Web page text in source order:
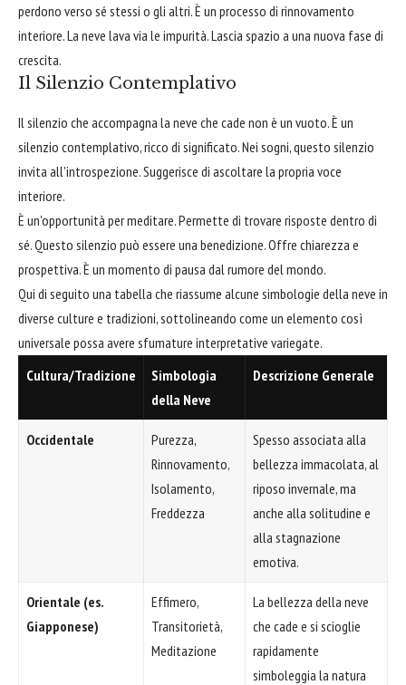
perdono verso sé stessi o gli altri. È un processo di rinnovamento
interiore. La neve lava via le impurità. Lascia spazio a una nuova fase di
crescita.
Il Silenzio Contemplativo
Il silenzio che accompagna la neve che cade non è un vuoto. È un
silenzio contemplativo, ricco di significato. Nei sogni, questo silenzio
invita all'introspezione. Suggerisce di ascoltare la propria voce
interiore.
È un'opportunità per meditare. Permette di trovare risposte dentro di
sé. Questo silenzio può essere una benedizione. Offre chiarezza e
prospettiva. È un momento di pausa dal rumore del mondo.
Qui di seguito una tabella che riassume alcune simbologie della neve in
diverse culture e tradizioni, sottolineando come un elemento così
universale possa avere sfumature interpretative variegate.
Cultura/Tradizione
Simbologia
della Neve
Descrizione Generale
Occidentale
Purezza,
Rinnovamento,
Isolamento,
Freddezza
Spesso associata alla
bellezza immacolata, al
riposo invernale, ma
anche alla solitudine e
alla stagnazione
emotiva.
Orientale (es.
Giapponese)
Effimero,
Transitorietà,
Meditazione
La bellezza della neve
che cade e si scioglie
rapidamente
simboleggia la natura